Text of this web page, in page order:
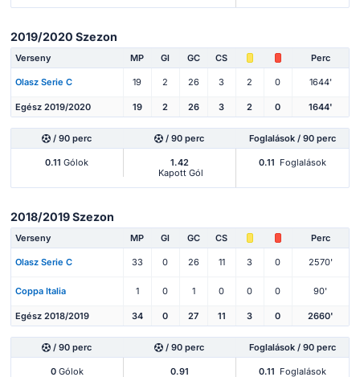
2019/2020 Szezon
Verseny MP Gl GC CS Perc
Olasz Serie C 19 2 26 3 2 0 1644'
Egész 2019/2020 19 2 26 3 2 0 1644'
/ 90 perc / 90 perc Foglalások / 90 perc
0.11 Gólok
1.42
Kapott Gól
0.11 Foglalások
2018/2019 Szezon
Verseny MP Gl GC CS Perc
Olasz Serie C 33 0 26 11 3 0 2570'
Coppa Italia 1 0 1 0 0 0 90'
Egész 2018/2019 34 0 27 11 3 0 2660'
/ 90 perc / 90 perc Foglalások / 90 perc
0Gólok
0.91
0.11 Foglalások